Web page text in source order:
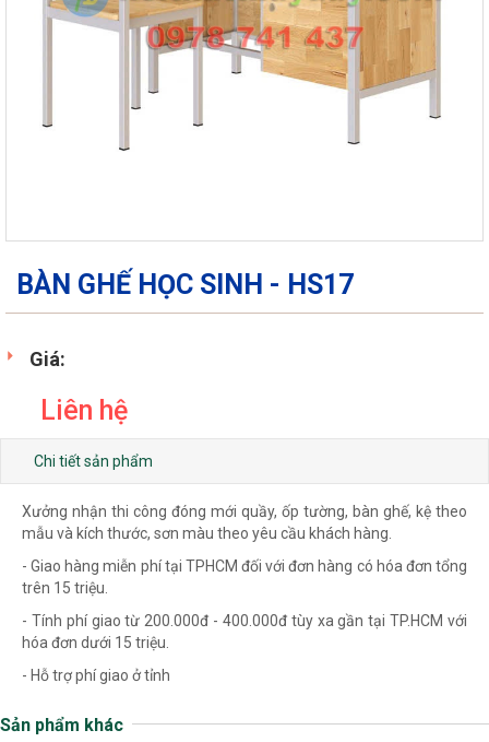
BÀN GHẾ HỌC SINH - HS17
Giá:
Liên hệ
Chi tiết sản phẩm
Xưởng nhận thi công đóng mới quầy, ốp tường, bàn ghế, kệ theo
mẫu và kích thước, sơn màu theo yêu cầu khách hàng.
- Giao hàng miễn phí tại TPHCM đối với đơn hàng có hóa đơn tổng
trên 15 triệu.
- Tính phí giao từ 200.000đ - 400.000đ tùy xa gần tại TP.HCM với
hóa đơn dưới 15 triệu.
- Hỗ trợ phí giao ở tỉnh
Sản phẩm khác